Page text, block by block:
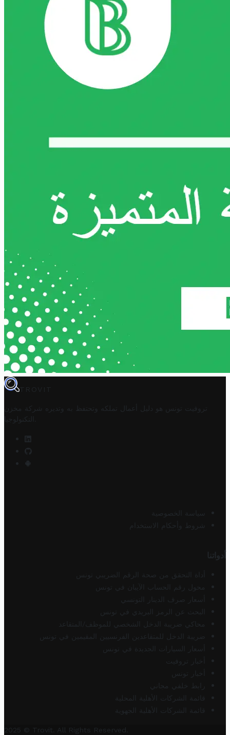
TROVIT
تروفيت تونس هو دليل أعمال تملكه وتحتفظ به وتديره
شركة مخزن
التكنولوجيا
سياسة الخصوصية
شروط وأحكام الاستخدام
أدواتنا
أداة التحقق من صحة الرقم الضريبي تونس
محول رقم الحساب الآيبان في تونس
أسعار صرف الدينار التونسي
البحث عن الرمز البريدي في تونس
محاكي ضريبة الدخل الشخصي للموظف/المتقاعد
ضريبة الدخل للمتقاعدين الفرنسيين المقيمين في تونس
أسعار السيارات الجديدة في تونس
أخبار تروفيت
أخبار تونس
رابط خلفي مجاني
قائمة الشركات الأهلية المحلية
قائمة الشركات الأهلية الجهوية
2025 © Trovit. All Rights Reserved.